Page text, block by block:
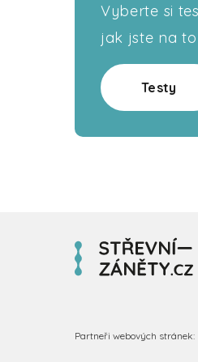
Vyberte si
jak jste na
Testy
Partneři webových